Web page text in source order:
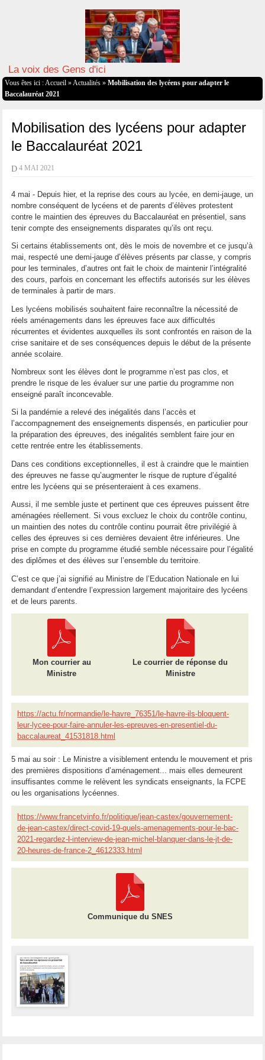
La voix des Gens d'ici
Vous êtes ici : Accueil » Actualités» Mobilisation des lycéens pour adapter le
Baccalauréat 2021
Mobilisation des lycéens pour adapter
le Baccalauréat 2021
D 4 MAI 2021
4 mai - Depuis hier, et la reprise des cours au lycée, en demi-jauge, un
nombre conséquent de lycéens et de parents d’élèves protestent
contre le maintien des épreuves du Baccalauréat en présentiel, sans
tenir compte des enseignements disparates qu’ils ont reçu.
Si certains établissements ont, dès le mois de novembre et ce jusqu’à
mai, respecté une demi-jauge d’élèves présents par classe, y compris
pour les terminales, d’autres ont fait le choix de maintenir l’intégralité
des cours, parfois en concernant les effectifs autorisés sur les élèves
de terminales à partir de mars.
Les lycéens mobilisés souhaitent faire reconnaître la nécessité de
réels aménagements dans les épreuves face aux difficultés
récurrentes et évidentes auxquelles ils sont confrontés en raison de la
crise sanitaire et de ses conséquences depuis le début de la présente
année scolaire.
Nombreux sont les élèves dont le programme n’est pas clos, et
prendre le risque de les évaluer sur une partie du programme non
enseigné paraît inconcevable.
Si la pandémie a relevé des inégalités dans l’accès et
l’accompagnement des enseignements dispensés, en particulier pour
la préparation des épreuves, des inégalités semblent faire jour en
cette rentrée entre les établissements.
Dans ces conditions exceptionnelles, il est à craindre que le maintien
des épreuves ne fasse qu’augmenter le risque de rupture d’égalité
entre les lycéens qui se présenteraient à ces examens.
Aussi, il me semble juste et pertinent que ces épreuves puissent être
aménagées réellement. Si vous excluez le choix du contrôle continu,
un maintien des notes du contrôle continu pourrait être privilégié à
celles des épreuves si ces dernières devaient être inférieures. Une
prise en compte du programme étudié semble nécessaire pour l’égalité
des diplômes et des élèves sur l’ensemble du territoire.
C’est ce que j’ai signifié au Ministre de l’Education Nationale en lui
demandant d’entendre l’expression largement majoritaire des lycéens
et de leurs parents.
Mon courrier au
Ministre
Le courrier de réponse du
Ministre
https://actu.fr/normandie/le-havre_76351/le-havre-ils-bloquent-
leur-lycee-pour-faire-annuler-les-epreuves-en-presentiel-du-
baccalaureat_41531818.html
5 mai au soir : Le Ministre a visiblement entendu le mouvement et pris
des premières dispositions d’aménagement... mais elles demeurent
insuffisantes comme le relèvent les syndicats enseignants, la FCPE
ou les organisations lycéennes.
https://www.francetvinfo.fr/politique/jean-castex/gouvernement-
de-jean-castex/direct-covid-19-quels-amenagements-pour-le-bac-
2021-regardez-l-interview-de-jean-michel-blanquer-dans-le-jt-de-
20-heures-de-france-2_4612333.html
Communique du SNES